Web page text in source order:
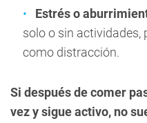
Estrés o
solo o sin actividades,
como distracción.
Si después de comer
vez y sigue activo, no